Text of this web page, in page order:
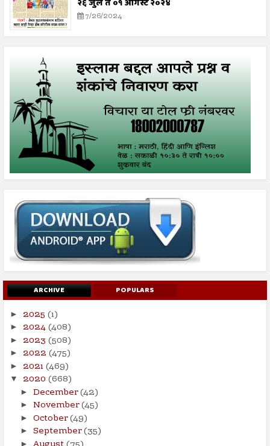
२६ जुलै ते ०१ ऑगस्ट २०२४
7/26/2024
ARCHIVE POPULARS
► 2025 (1)
► 2024(408)
► 2023 (508)
► 2022 (475)
► 2021(469)
▼ 2020 (668)
► December(42)
► November(45)
► October(49)
► September(35)
►